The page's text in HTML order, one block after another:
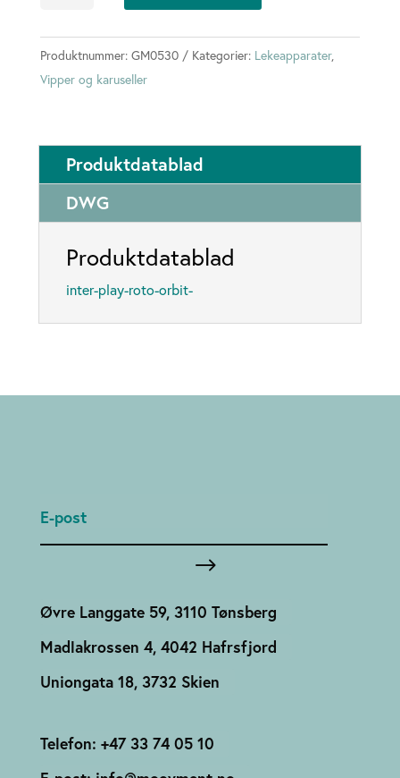
antall
Produktnummer: GM0530 Kategorier: Lekeapparater,
Vipper og karuseller
Produktdatablad
DWG
Produktdatablad
inter-play-roto-orbit-
Øvre Langgate 59, 3110 Tønsberg
Madlakrossen 4, 4042 Hafrsfjord
Uniongata 18, 3732 Skien
Telefon: +47 33 74 05 10